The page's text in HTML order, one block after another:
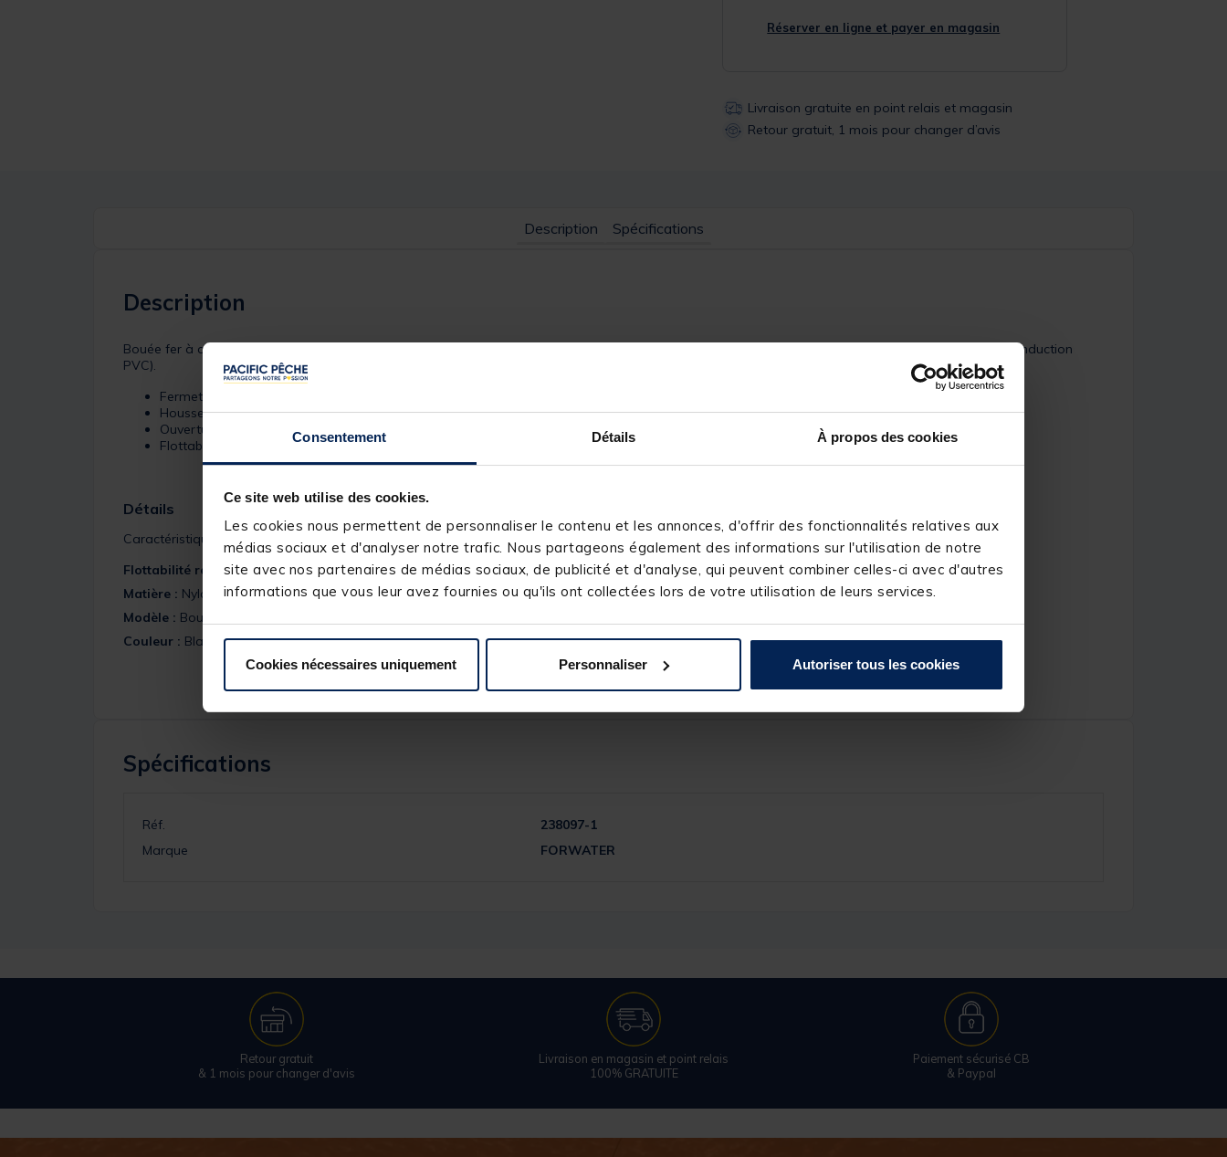
Consentement Détails À propos des cookies
Ce site web utilise des cookies.
Les cookies nous permettent de personnaliser le contenu et les annonces, d'offrir des fonctionnalités relatives aux
médias sociaux et d'analyser notre trafic. Nous partageons également des informations sur l'utilisation de notre
site avec nos partenaires de médias sociaux, de publicité et d'analyse, qui peuvent combiner celles-ci avec d'autres
informations que vous leur avez fournies ou qu'ils ont collectées lors de votre utilisation de leurs services.
Cookies nécessaires uniquement Personnaliser Autoriser tous les cookies
Réserver en ligne et payer en magasin
Livraison gratuite en point relais et magasin
Retour gratuit, 1 mois pour changer d’avis
Description Spécifications
Description
Bouée fer à cheval blanche déhoussable, flottabilité assurée par de la mousse polyéthylène. Housse en tissu lavable haute résistance (1100 decitex, enduction
PVC).
Fermeture de la housse par zip
Housse amovible en nylon enduit
Ouverture adaptée à pratiquement toutes les corpulences
Flottabilité : 14,5kg
Détails
Caractéristiques :
Flottabilité réelle :145 N
Matière : Nylon
Modèle : Bouée F.A.C
Couleur : Blanc
Spécifications
Réf.
238097-1
Marque
FORWATER
Retour gratuit
& 1 mois pour changer d'avis
Livraison en magasin et point relais
100% GRATUITE
Paiement sécurisé CB
& Paypal